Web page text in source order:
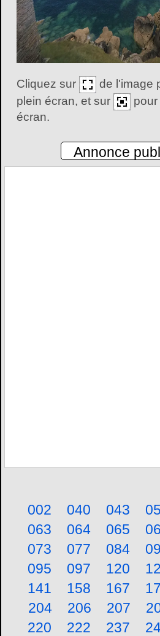
Cliquez sur
de l'image
plein écran, et sur
écran.
Annonce
002 040 043
063
064 065
073
077 084
095
097 120
141
158 167
204
206 207
220
222 237